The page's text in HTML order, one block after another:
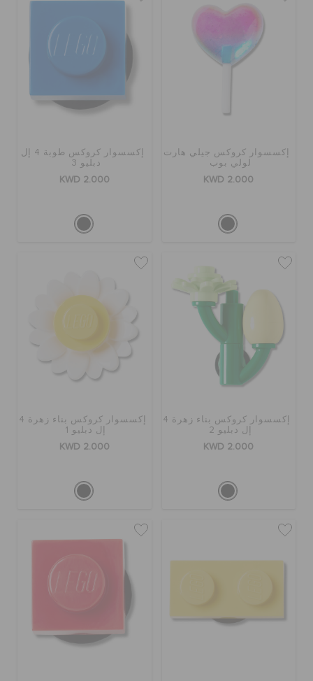
إكسسوار كروكس جيلي هارت
لولي بوب
KWD 2.000
إكسسوار كروكس طوبة 4 إل
دبليو 3
KWD 2.000
إكسسوار كروكس بناء زهرة 4
إل دبليو 2
KWD 2.000
إكسسوار كروكس بناء زهرة 4
إل دبليو 1
KWD 2.000